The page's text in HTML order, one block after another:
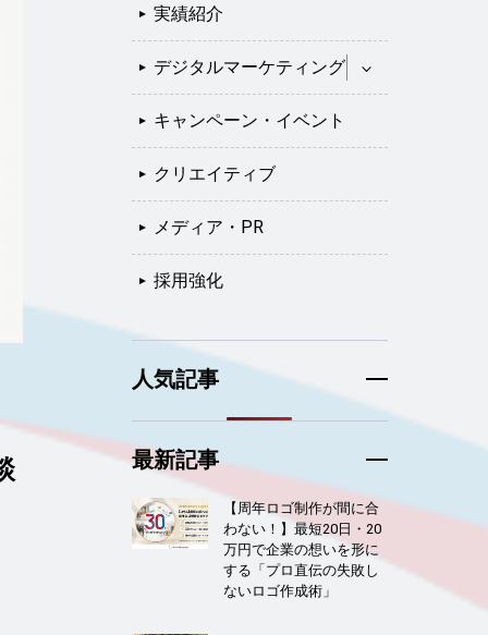
実績紹介
デジタルマーケティング
キャンペーン・イベント
クリエイティブ
メディア・PR
採用強化
人気記事
最新記事
【周年ロゴ制作が間に合
わない！】最短20日・20
万円で企業の想いを形に
する「プロ直伝の失敗し
ないロゴ作成術」